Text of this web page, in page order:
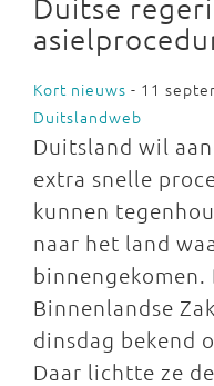
Duitse
Kort nieuws - 11
Duitslandweb
Duitsland wil
extra snelle
kunnen
naar het land
binnengekomen.
Binnenlandse
dinsdag bekend
Daar lichtte ze